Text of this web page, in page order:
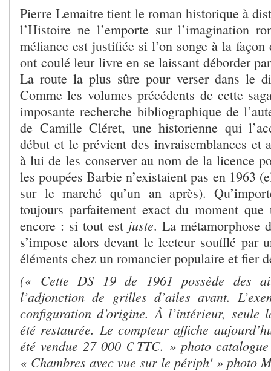
Pierre Lemaitre tient le roman historique à
l’Histoire ne l’emporte sur l’imagination
méfiance est justifiée si l’on songe à la façon
ont coulé leur livre en se laissant déborder
La route la plus sûre pour verser dans le
Comme les volumes précédents de cette
imposante recherche bibliographique de
de Camille Cléret, une historienne qui
début et le prévient des invraisemblances et
à lui de les conserver au nom de la licence
les poupées Barbie n’existaient pas en 1963
sur le marché qu’un an après).
toujours parfaitement exact du moment
encore : si tout est juste. La métamorphose
s’impose alors devant le lecteur soufflé par
éléments chez un romancier populaire et fier
(« Cette DS 19 de 1961 possède des
l’adjonction de grilles d’ailes avant.
configuration d’origine. À l’intérieur,
été restaurée. Le compteur affiche
été vendue 27 000 € TTC. » photo
« Chambres avec vue sur le périph' » photo